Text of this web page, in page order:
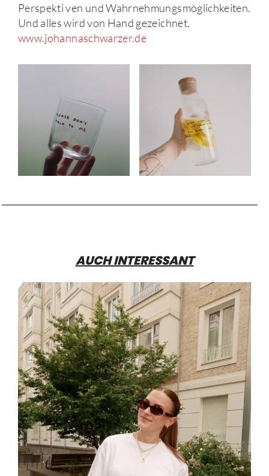
Perspekti ven und Wahrnehmungsmöglichkeiten.
Und alles wird von Hand gezeichnet.
www.johannaschwarzer.de
AUCH INTERESSANT